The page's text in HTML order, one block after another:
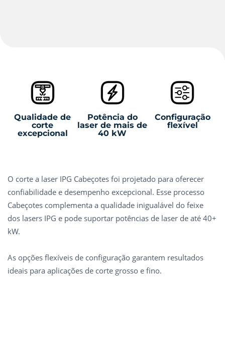
Qualidade de
corte
excepcional
Potência do
laser de mais de
40 kW
Configuração
flexível
O corte a laser IPG Cabeçotes foi projetado para oferecer
confiabilidade e desempenho excepcional. Esse processo
Cabeçotes complementa a qualidade inigualável do feixe
dos lasers IPG e pode suportar potências de laser de até 40+
kW.
As opções flexíveis de configuração garantem resultados
ideais para aplicações de corte grosso e fino.